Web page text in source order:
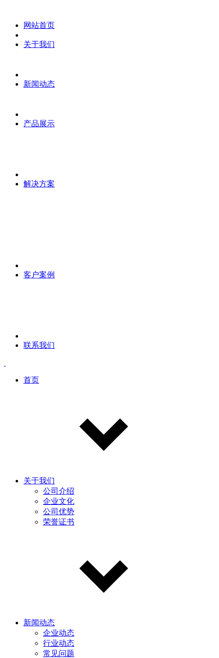
网站首页
关于我们
新闻动态
产品展示
解决方案
客户案例
联系我们
首页
关于我们
公司介绍
企业文化
公司优势
荣誉证书
新闻动态
企业动态
行业动态
常见问题